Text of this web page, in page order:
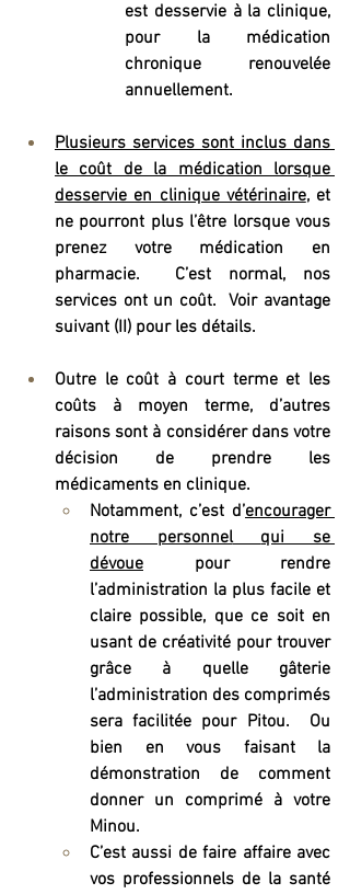
est desservie à la clinique,
pour la médication
chronique renouvelée
annuellement.
Plusieurs services sont inclus dans
le coût de la médication lorsque
desservie en clinique vétérinaire, et
ne pourront plus l’être lorsque vous
prenez votre médication en
pharmacie.  C’est normal, nos
services ont un coût.  Voir avantage
suivant (II) pour les détails.
Outre le coût à court terme et les
coûts à moyen terme, d’autres
raisons sont à considérer dans votre
décision de prendre les
médicaments en clinique.
Notamment, c’est d’encourager
notre personnel
qui se
dévoue pour rendre
l’administration la plus facile et
claire possible, que ce soit en
usant de créativité pour trouver
grâce à quelle gâterie
l’administration des comprimés
sera facilitée pour Pitou.  Ou
bien en vous faisant la
démonstration de comment
donner un comprimé à votre
Minou.
C’est aussi de faire affaire avec
vos professionnels de la santé